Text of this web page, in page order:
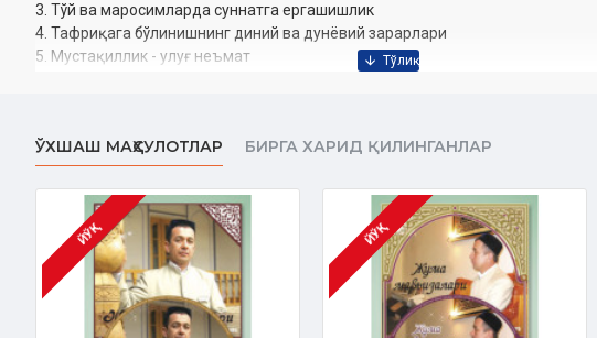
3. Тўй ва маросимларда суннатга ергашишлик
4. Тафриқага бўлинишнинг диний ва дунёвий зарарлари
5. Мустақиллик - улуғ неъмат
9. Ширк - кечирлмас гуноҳ
10. Тавба - ибодат
Муаллиф:
Азизхўжа Хайруллоҳ ўғли
Номи:«Жума мавъизалари» 40-диск (CD МР3)
Нашриёт:«SEMURG’ MEDIA» МЧЖ
Сана:
2019 йил
ЎХШАШ МАҲСУЛОТЛАР БИРГА ХАРИД ҚИЛИНГАНЛАР
ЙЎҚ ЙЎҚ